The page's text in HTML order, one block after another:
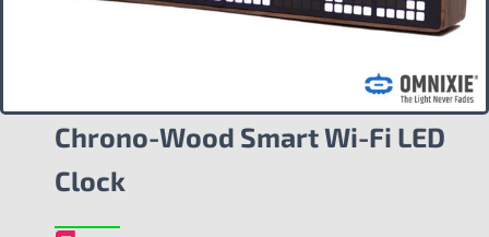
Chrono-Wood Smart Wi-Fi LED
Clock